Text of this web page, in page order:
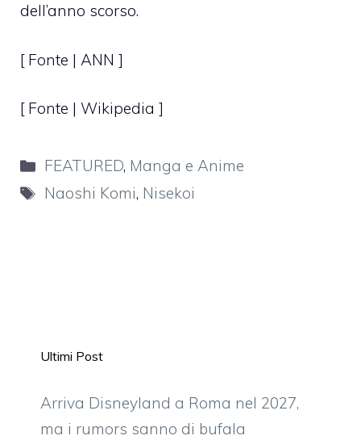
dell’anno scorso.
[ Fonte | ANN ]
[ Fonte | Wikipedia ]
Categorie
FEATURED, Manga e Anime
Tag
Naoshi Komi, Nisekoi
Ultimi Post
Arriva Disneyland a Roma nel 2027,
ma i rumors sanno di bufala